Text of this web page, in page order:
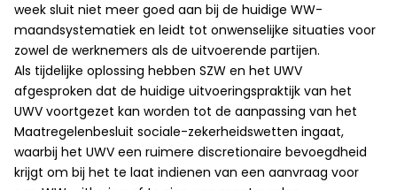
week sluit niet meer goed aan bij de huidige WW-
maandsystematiek en leidt tot onwenselijke situaties voor
zowel de werknemers als de uitvoerende partijen.
Als tijdelijke oplossing hebben SZW en het UWV
afgesproken dat de huidige uitvoeringspraktijk van het
UWV voortgezet kan worden tot de aanpassing van het
Maatregelenbesluit sociale-zekerheidswetten ingaat,
waarbij het UWV een ruimere discretionaire bevoegdheid
krijgt om bij het te laat indienen van een aanvraag voor